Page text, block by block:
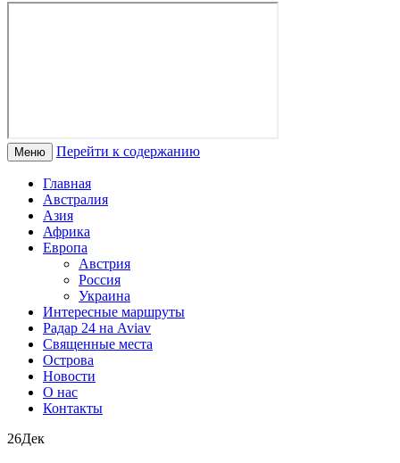
Меню Перейти к содержанию
Главная
Австралия
Азия
Африка
Европа
Австрия
Россия
Украина
Интересные маршруты
Радар 24 на Aviav
Священные места
Острова
Новости
О нас
Контакты
26Дек